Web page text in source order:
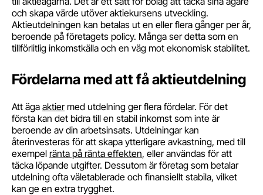
och skapa värde utöver aktiekursens utveckling.
Aktieutdelningen kan betalas ut en eller flera gånger per år,
beroende på företagets policy. Många ser detta som en
tillförlitlig inkomstkälla och en väg mot ekonomisk stabilitet.
Fördelarna med att få aktieutdelning
Att äga aktiermed utdelning ger flera fördelar. För det
första kan det bidra till en stabil inkomst som inte är
beroende av din arbetsinsats. Utdelningar kan
återinvesteras för att skapa ytterligare avkastning, med till
exempel ränta på ränta effekten, eller användas för att
täcka löpande utgifter. Dessutom är företag som betalar
utdelning ofta väletablerade och finansiellt stabila, vilket
kan ge en extra trygghet.